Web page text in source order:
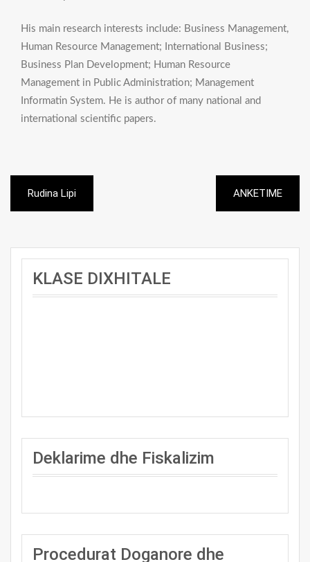
His main research interests include: Business Management,
Human Resource Management; International Business;
Business Plan Development; Human Resource
Management in Public Administration; Management
Informatin System. He is author of many national and
international scientific papers.
Post
navigation
Rudina Lipi ANKETIME
KLASE DIXHITALE
Deklarime dhe Fiskalizim
Procedurat Doganore dhe